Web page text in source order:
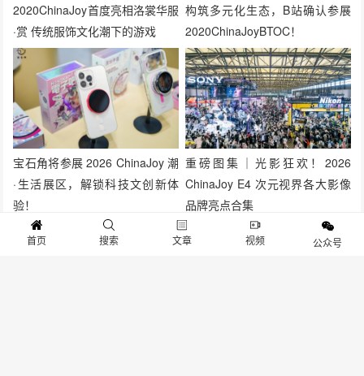
2020ChinaJoy首度亮相洛裳华服
·赏 传统服饰文化潮下的游戏
构筑多元化生态，B站确认参展
2020ChinaJoyBTOC！
宝石角将参展 2026 ChinaJoy 潮
·生活展区，解锁科技文创新体
验！
重磅图集｜光影狂欢！2026
ChinaJoy E4 次元视界各大影像
品牌亮点合集
首页 搜索 文章 视频 公众号